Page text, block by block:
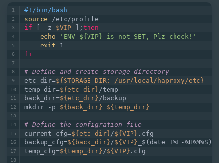
#!/bin/bash
source /etc/profile
if [ -z $VIP ]; then
echo
'ENV ${VIP} is not SET, Plz check!'
exit 1
fi
# Define and create storage directory
etc_dir=${STORAGE_DIR:-/usr/local/haproxy/etc}
temp_dir=${etc_dir}/temp
back_dir=${etc_dir}/backup
mkdir -p ${back_dir} ${temp_dir}
# Define the configration file
current_cfg=${etc_dir}/${VIP} .cfg
backup_cfg=${back_dir}/${VIP} _$(date +%F-
temp_cfg=${temp_dir}/${VIP} .cfg